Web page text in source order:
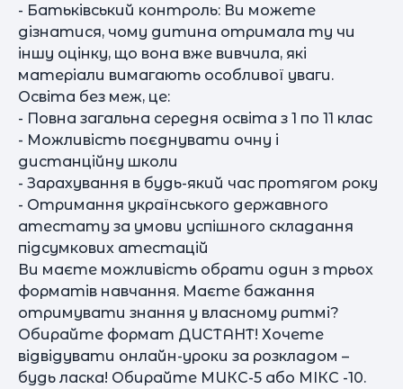
- Батьківський контроль: Ви можете
дізнатися, чому дитина отримала ту чи
іншу оцінку, що вона вже вивчила, які
матеріали вимагають особливої ​​уваги.
Освіта без меж, це:
- Повна загальна середня освіта з 1 по 11 клас
- Можливість поєднувати очну і
дистанційну школи
- Зарахування в будь-який час протягом року
- Отримання українського державного
атестату за умови успішного складання
підсумкових атестацій
Ви маєте можливість обрати один з трьох
форматів навчання. Маєте бажання
отримувати знання у власному ритмі?
Обирайте формат ДИСТАНТ! Хочете
відвідувати онлайн-уроки за розкладом –
будь ласка! Обирайте МИКС-5 або МІКС -10.